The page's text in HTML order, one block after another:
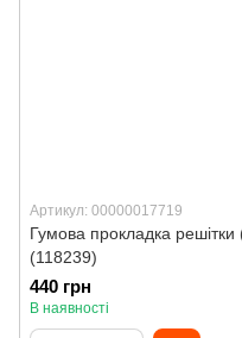
Артикул: 00000017719
Гумова прокладка
(118239)
440 грн
В наявності